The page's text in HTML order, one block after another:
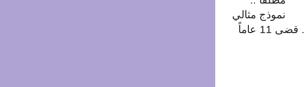
نموذج مثالي
للـ ( Bad Boy ) كما يقول الغربيون .. قضى 11 عاماً